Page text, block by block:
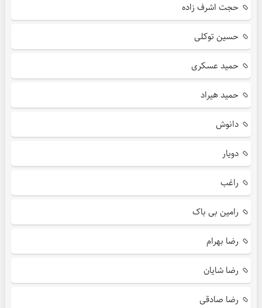
حجت اشرف زاده
حسین توکلی
حمید عسکری
حمید هیراد
دانوش
دویار
راغب
رامین بی باک
رضا بهرام
رضا شایان
رضا صادقی